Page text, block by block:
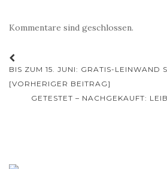
Kommentare sind geschlossen.
Beitrags-
Navigation
BIS ZUM 15. JUNI: GRATIS-LEINWAND
[VORHERIGER BEITRAG]
GETESTET – NACHGEKAUFT: